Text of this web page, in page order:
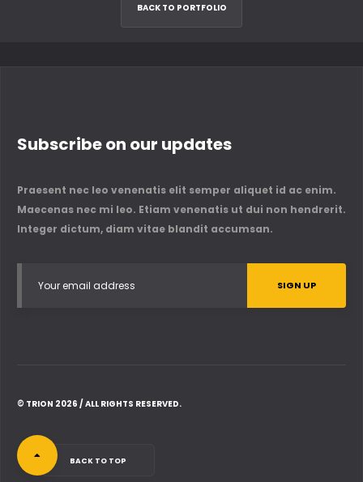
BACK TO PORTFOLIO
Subscribe on our updates
Praesent nec leo venenatis elit semper aliquet id ac enim.
Maecenas nec mi leo. Etiam venenatis ut dui non hendrerit.
Integer dictum, diam vitae blandit accumsan.
© TRION 2026 / ALL RIGHTS RESERVED.
BACK TO TOP